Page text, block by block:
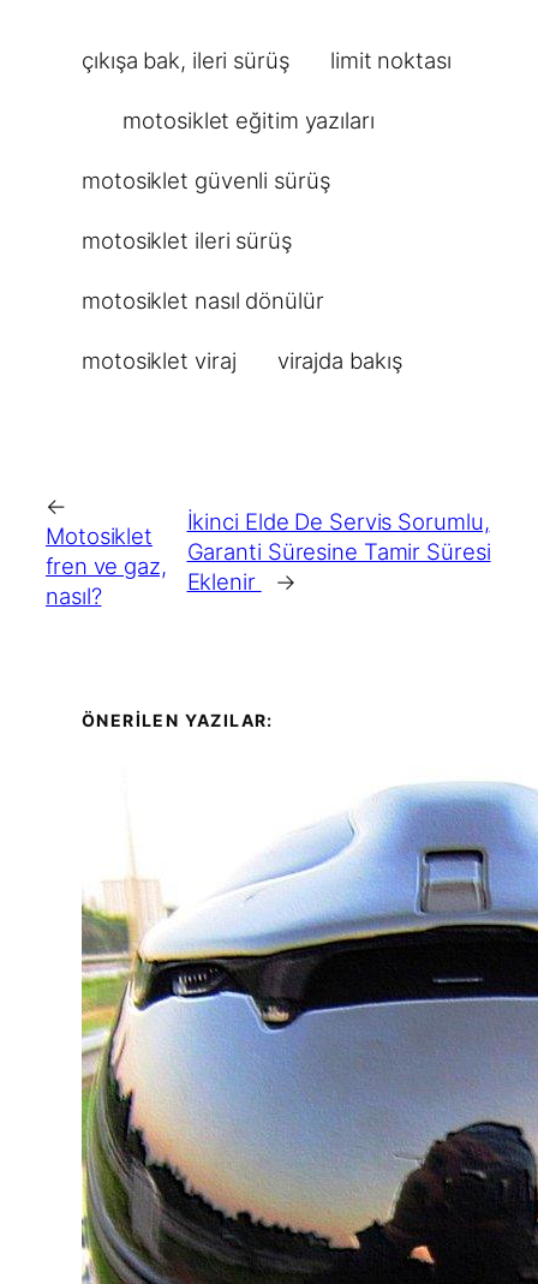
çıkışa bak, ileri sürüş limit noktası
motosiklet eğitim yazıları
motosiklet güvenli sürüş
motosiklet ileri sürüş
motosiklet nasıl dönülür
motosiklet viraj virajda bakış
←
Motosiklet
fren ve gaz,
nasıl?
İkinci Elde De Servis Sorumlu,
Garanti Süresine Tamir Süresi
Eklenir
→
ÖNERİLEN YAZILAR: